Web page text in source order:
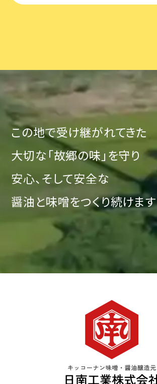
この地で受け継がれてきた
大切な「故郷の味」を守り
安心、そして安全な
醤油と味噌をつくり続けます